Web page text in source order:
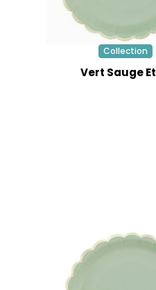
Collection
Vert Sauge